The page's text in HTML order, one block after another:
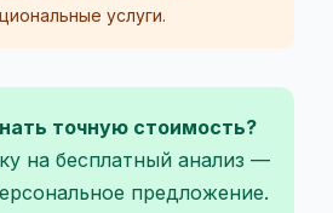
услуги.
точную стоимость?
на бесплатный анализ —
предложение.